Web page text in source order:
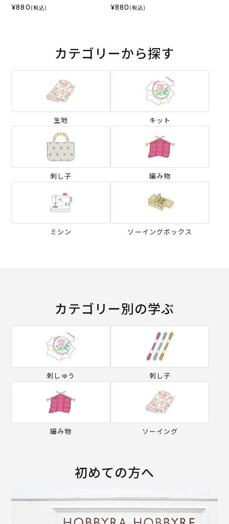
¥880 (税込) ¥880 (税込)
カテゴリーから探す
生地 キット
刺し子 編み物
ミシン ソーイングボックス
カテゴリー別の学ぶ
刺しゅう 刺し子
編み物 ソーイング
初めての方へ